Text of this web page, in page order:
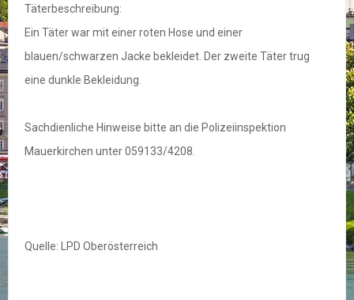
Täterbeschreibung:
Ein Täter war mit einer roten Hose und einer
blauen/schwarzen Jacke bekleidet. Der zweite Täter trug
eine dunkle Bekleidung.
Sachdienliche Hinweise bitte an die Polizeiinspektion
Mauerkirchen unter 059133/4208.
Quelle: LPD Oberösterreich